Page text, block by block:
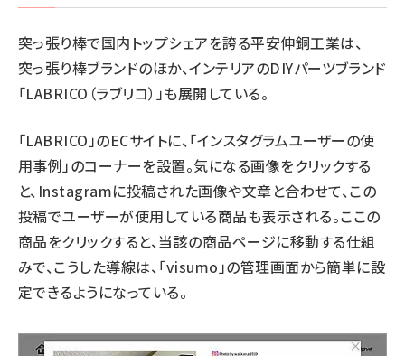
突っ張り棒で国内トップシェアを誇る平安伸銅工業は、
突っ張り棒ブランドのほか、インテリアのDIYパーツブランド
「LABRICO （ラブリコ）」も展開している。
「LABRICO」のECサイトに、「インスタグラムユーザーの使
用事例」のコーナーを設置。気になる画像をクリックする
と、Instagramに投稿された画像や文章と合わせて、この
投稿でユーザーが使用している商品も表示される。ここの
商品をクリックすると、当該の商品ページに移動する仕組
みで、こうした導線は、「visumo」の管理画面から簡単に設
定できるようになっている。